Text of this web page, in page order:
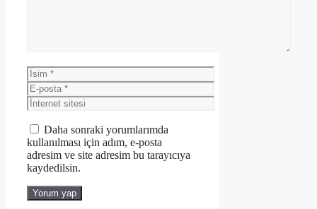
İsim
E-
posta
İnternet
sitesi
Daha sonraki yorumlarımda
kullanılması için adım, e-posta
adresim ve site adresim bu tarayıcıya
kaydedilsin.